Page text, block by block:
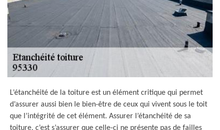
L’étanchéité de la toiture est un élément critique qui permet
d’assurer aussi bien le bien-être de ceux qui vivent sous le toit
que l’intégrité de cet élément. Assurer l’étanchéité de sa
toiture, c’est s’assurer que celle-ci ne présente pas de failles